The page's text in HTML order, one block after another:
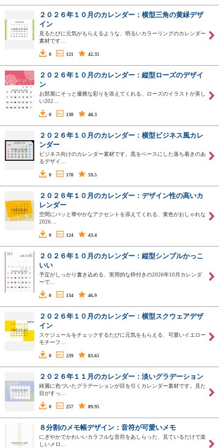
２０２６年１０月のカレンダー：横型三角の黄緑デザ
イン
見るたびに元気がもらえるような、明るいカラーリングのカレンダー
素材です…
0 121 42.35
２０２６年１０月のカレンダー：縦型ローズのデザイ
ン
お部屋にそっと優雅な彩りを添えてくれる、ローズのイラストが美し
い202…
0 138 48.3
２０２６年１０月のカレンダー：横型ビジネス風カレ
ンダー
ビジネス向けのカレンダー素材です。黒をベースにした落ち着きのあ
るデザイ…
0 170 59.5
２０２６年１０月のカレンダー：デザイン性の高いカ
レンダー
空間にパッと華やかなアクセントを添えてくれる、黄色がおしゃれな
2026…
0 124 43.4
２０２６年１０月のカレンダー：縦型シンプルかっこ
いい
予定がしっかり書き込める、実用的な枠付きの2026年10月カレンダ
ーで…
0 134 46.9
２０２６年１０月のカレンダー：横型スクウェアデザ
イン
スケジュールをチェックするたびに元気をもらえる、可愛いイエロー
モチーフ…
0 239 83.65
２０２６年１１月のカレンダー：淡いグラデーション
綺麗に色づいたグラデーションが目を引くカレンダー素材です。見た
目がすっ…
0 257 89.95
８分割のメモ帳デザイン：音符が可愛いメモ
にぎやかでかわいいカラフルな音符をあしらった、見ているだけで楽
しいメロ…